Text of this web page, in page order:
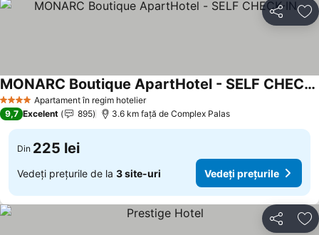
Distribuiți
4 Stele Apartament în regim hotelier
MONARC Boutique ApartHotel - SELF CHECK-IN
9,7 Excelent 895 3.6 km faţă de Complex Palas
Din 225 lei
Vedeți prețurile de la 3 site-uri Vedeți prețurile
Distribuiți